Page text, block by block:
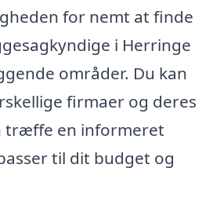
for nemt at finde
i Herringe
områder. Du kan
firmaer og deres
træffe en informeret
til dit budget og